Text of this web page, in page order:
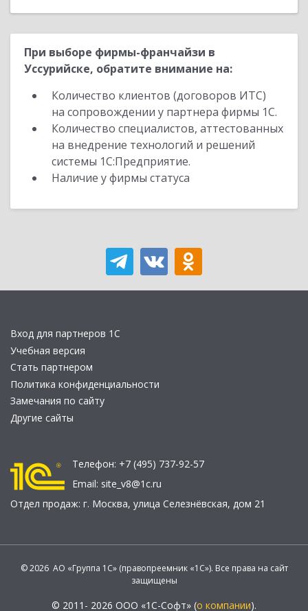
При выборе фирмы-франчайзи в
Уссурийске, обратите внимание на:
Количество клиентов (договоров ИТС)
на сопровождении у партнера фирмы 1С.
Количество специалистов, аттестованных
на внедрение технологий и решений
системы 1С:Предприятие.
Наличие у фирмы статуса
Вход для партнеров 1С
Учебная версия
Стать партнером
Политика конфиденциальности
Замечания по сайту
Другие сайты
Телефон: +7 (495) 737-92-57
Email: site_v8@1c.ru
Отдел продаж: г. Москва, улица Селезнёвская, дом 21
© 2026 АО «Группа 1С» (правопреемник «1С»). Все права на сайт
защищены
© 2011- 2026 ООО «1С-Софт» (о компании).